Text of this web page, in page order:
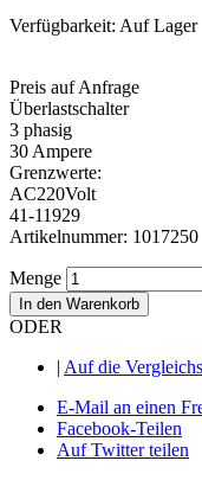
Verfügbarkeit: Auf Lager
Preis auf Anfrage
Überlastschalter
3 phasig
30 Ampere
Grenzwerte:
AC220Volt
41-11929
Artikelnummer: 1017250
Menge
In den Warenkorb
ODER
| Auf die
E-Mail an einen
Facebook-Teilen
Auf Twitter teilen